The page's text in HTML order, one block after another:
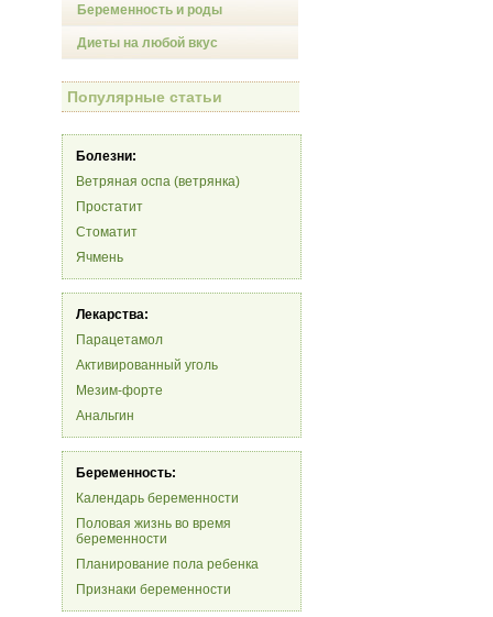
Беременность и роды
Диеты на любой вкус
Популярные статьи
Болезни:
Ветряная оспа (ветрянка)
Простатит
Стоматит
Ячмень
Лекарства:
Парацетамол
Активированный уголь
Мезим-форте
Анальгин
Беременность:
Календарь беременности
Половая жизнь во время
беременности
Планирование пола ребенка
Признаки беременности